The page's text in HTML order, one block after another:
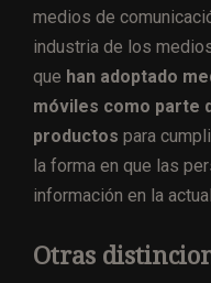
medios de
industria de los
que han adoptado
móviles como parte
productos para
la forma en que las
información en la
Otras